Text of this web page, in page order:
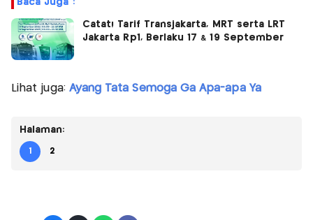
Catat! Tarif Transjakarta, MRT serta LRT
Jakarta Rp1, Berlaku 17 & 19 September
Lihat juga: Ayang Tata Semoga Ga Apa-apa Ya
Halaman:
1 2